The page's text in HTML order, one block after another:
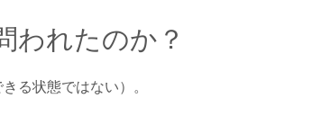
われたのか？
る状態ではない）。